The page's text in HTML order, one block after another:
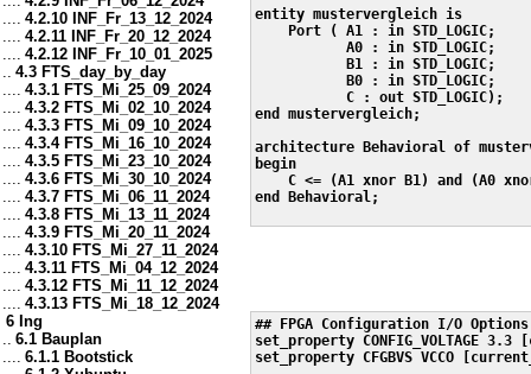
.... 4.2.10 INF_Fr_13_12_2024
.... 4.2.11 INF_Fr_20_12_2024
.... 4.2.12 INF_Fr_10_01_2025
.. 4.3 FTS_day_by_day
.... 4.3.1 FTS_Mi_25_09_2024
.... 4.3.2 FTS_Mi_02_10_2024
.... 4.3.3 FTS_Mi_09_10_2024
.... 4.3.4 FTS_Mi_16_10_2024
.... 4.3.5 FTS_Mi_23_10_2024
.... 4.3.6 FTS_Mi_30_10_2024
.... 4.3.7 FTS_Mi_06_11_2024
.... 4.3.8 FTS_Mi_13_11_2024
.... 4.3.9 FTS_Mi_20_11_2024
.... 4.3.10 FTS_Mi_27_11_2024
.... 4.3.11 FTS_Mi_04_12_2024
.... 4.3.12 FTS_Mi_11_12_2024
.... 4.3.13 FTS_Mi_18_12_2024
6 Ing
.. 6.1 Bauplan
.... 6.1.1 Bootstick
entity mustervergleich is
    Port ( A1 : in STD_LOGIC;
           A0 : in STD_LOGIC;
           B1 : in STD_LOGIC;
           B0 : in STD_LOGIC;
           C : out STD_LOGIC);
end mustervergleich;
architecture Behavioral of
begin
C <= (A1 xnor B1) and (A0
end Behavioral;
## FPGA Configuration I/O Options
set_property CONFIG_VOLTAGE
set_property CFGBVS VCCO